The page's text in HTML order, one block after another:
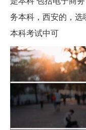
务本科，西安的，
本科考试中可